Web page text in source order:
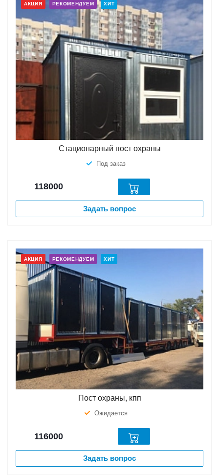
АКЦИЯ РЕКОМЕНДУЕМ ХИТ
Стационарный пост охраны
Под заказ
118000
Задать вопрос
АКЦИЯ РЕКОМЕНДУЕМ ХИТ
Пост охраны, кпп
Ожидается
116000
Задать вопрос